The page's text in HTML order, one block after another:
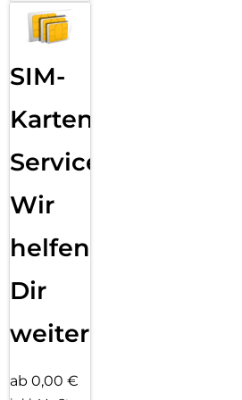
SIM-
Karten
Service:
Wir
helfen
Dir
weiter
ab 0,00 €